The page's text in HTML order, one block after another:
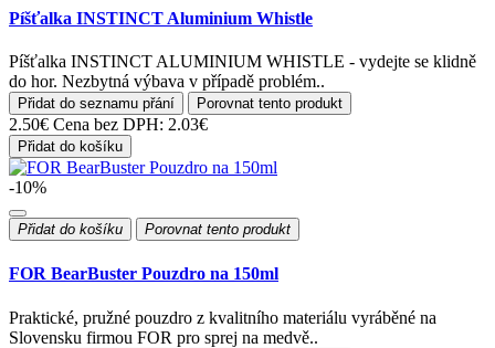
Píšťalka INSTINCT Aluminium Whistle
Píšťalka INSTINCT ALUMINIUM WHISTLE - vydejte se klidně
do hor. Nezbytná výbava v případě problém..
Přidat do seznamu přání Porovnat tento produkt
2.50€ Cena bez DPH: 2.03€
Přidat do košíku
-10%
Přidat do košíku Porovnat tento produkt
FOR BearBuster Pouzdro na 150ml
Praktické, pružné pouzdro z kvalitního materiálu vyráběné na
Slovensku firmou FOR pro sprej na medvě..